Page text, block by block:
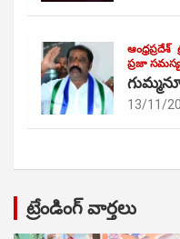
ఆంధ్రప్రదేశ్
ప్రజా
13/11/
ట్రేండింగ్ వార్తలు